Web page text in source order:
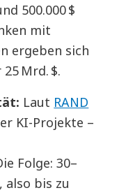
500.000 $
mit
ergeben sich
Mrd. $.
Laut RAND
KI-Projekte –
Folge: 30–
also bis zu